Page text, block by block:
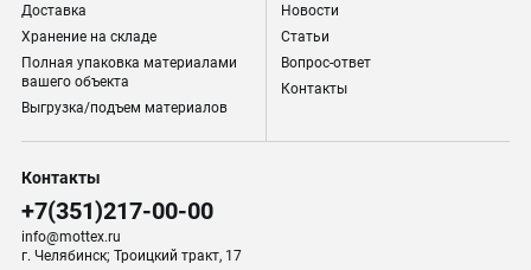
Доставка
Хранение на складе
Полная упаковка материалами
вашего объекта
Выгрузка/подъем материалов
Новости
Статьи
Вопрос-ответ
Контакты
Контакты
+7(351)217-00-00
info@mottex.ru
г. Челябинск; Троицкий тракт, 17